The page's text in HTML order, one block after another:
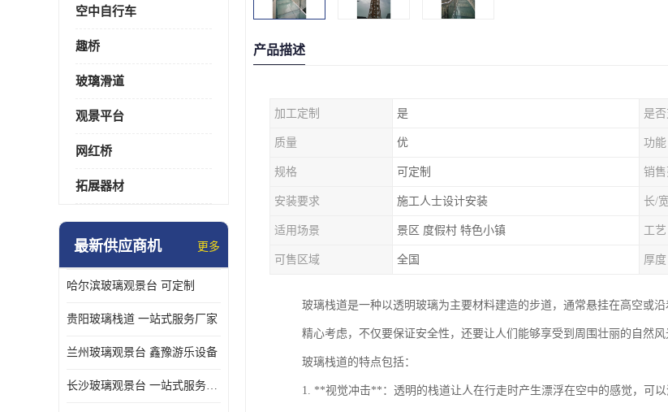
空中自行车
趣桥
玻璃滑道
观景平台
网红桥
拓展器材
最新供应商机 更多
哈尔滨玻璃观景台 可定制
贵阳玻璃栈道 一站式服务厂家
兰州玻璃观景台 鑫豫游乐设备
长沙玻璃观景台 一站式服务厂家
产品描述
加工定制 是 是
质量 优 功能
规格 可定制 销售
安装要求 施工人士设计安装 长/
适用场景 景区 度假村 特色小镇 工艺
可售区域 全国 厚度
玻璃栈道是一种以透明玻璃为主要材料建造的步道，通常悬挂在高空或
精心考虑，不仅要保证安全性，还要让人们能够享受到周围壮丽的自然风
玻璃栈道的特点包括：
1. **视觉冲击**：透明的栈道让人在行走时产生漂浮在空中的感觉，可